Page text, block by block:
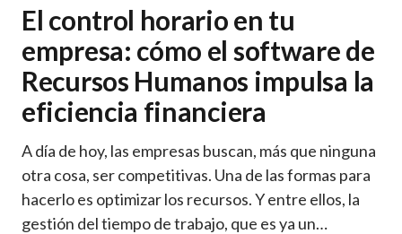
El control horario en tu
empresa: cómo el software de
Recursos Humanos impulsa la
eficiencia financiera
A día de hoy, las empresas buscan, más que ninguna
otra cosa, ser competitivas. Una de las formas para
hacerlo es optimizar los recursos. Y entre ellos, la
gestión del tiempo de trabajo, que es ya un…